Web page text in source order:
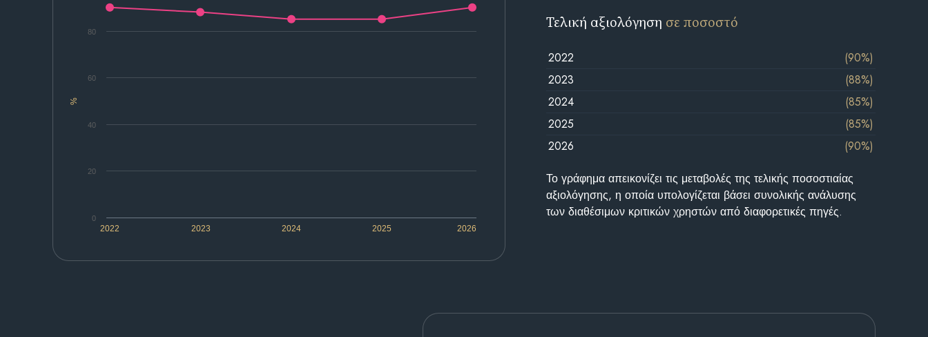
%
2022 2023 2024 2025 2026
0
20
40
60
80
Τελική αξιολόγηση σε ποσοστό
2022
(90%)
2023
(88%)
2024
(85%)
2025
(85%)
2026
(90%)
Το γράφημα απεικονίζει τις μεταβολές της τελικής ποσοστιαίας
αξιολόγησης, η οποία υπολογίζεται βάσει συνολικής ανάλυσης
των διαθέσιμων κριτικών χρηστών από διαφορετικές πηγές.